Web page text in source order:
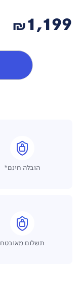
1,199
₪
הובלה חינם*
תשלום מאובטח